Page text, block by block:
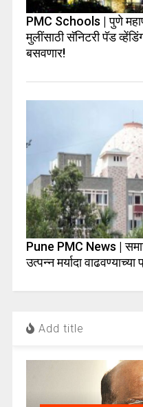
PMC Schools | पुणे
मुलींसाठी सॅनिटरी पॅड
बसवणार!
Pune PMC News | समाज
उत्पन्न मर्यादा वाढवण्याच्या
Add title